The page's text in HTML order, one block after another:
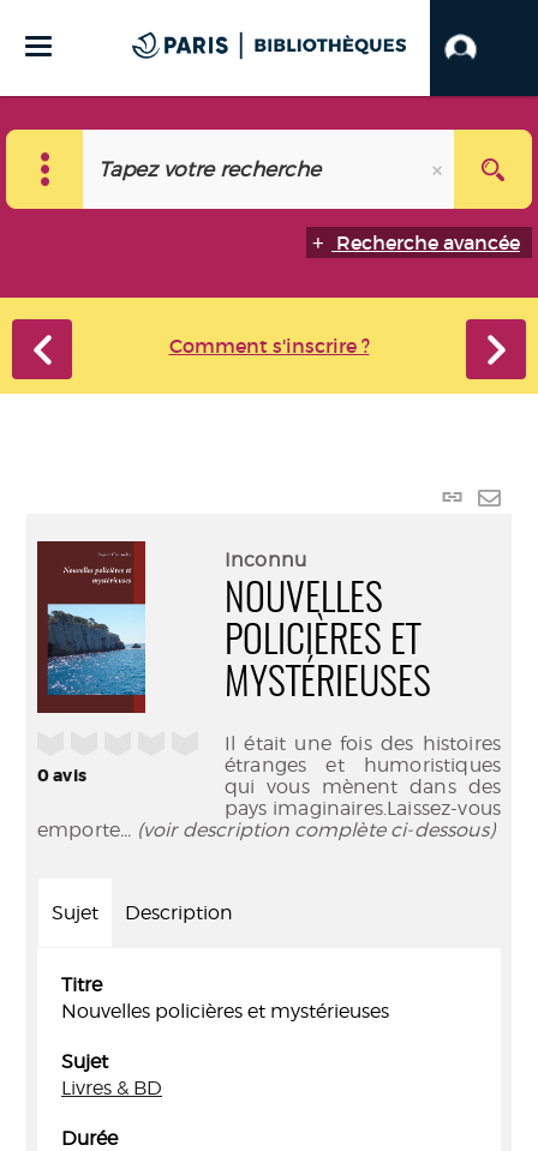
Recherche avancée
Comment s'inscrire ?
Lien
0avis
Inconnu
NOUVELLES
POLICIÈRES ET
MYSTÉRIEUSES
Il était une fois des histoires
étranges et humoristiques
qui vous mènent dans des
pays imaginaires.Laissez-vous
emporte... (voir description complète ci-dessous)
Sujet Description
Titre
Nouvelles policières et mystérieuses
Sujet
Livres & BD
Durée